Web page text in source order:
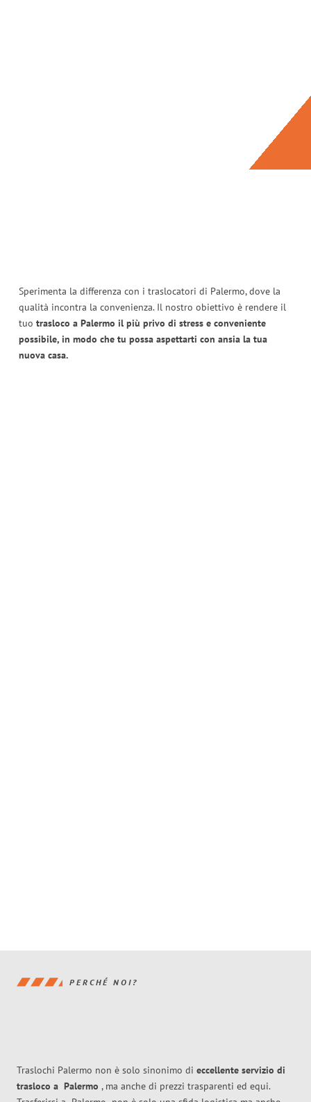
Sperimenta la differenza con i traslocatori di Palermo, dove la
qualità incontra la convenienza. Il nostro obiettivo è rendere il
tuo trasloco a Palermo il più privo di stress e conveniente
possibile, in modo che tu possa aspettarti con ansia la tua
nuova casa.
PERCHÉ NOI?
Traslochi Palermo non è solo sinonimo di eccellente servizio di
trasloco a Palermo , ma anche di prezzi trasparenti ed equi.